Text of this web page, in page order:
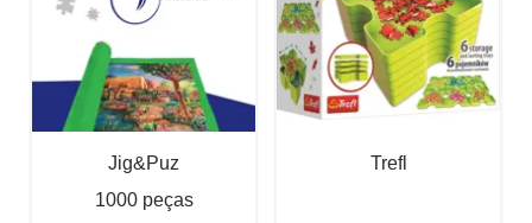
Jig&Puz
1000 peças
Trefl